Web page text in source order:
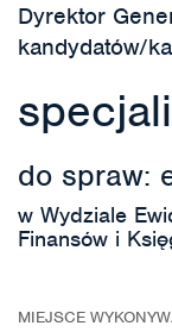
Dyrektor
kandydatów/
do spraw:
w Wydziale
Finansów i
MIEJSCE